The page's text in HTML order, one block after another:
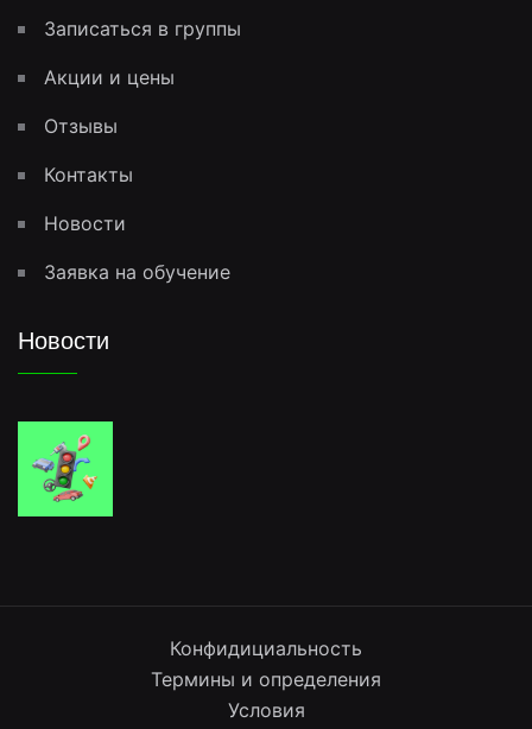
Записаться в группы
Акции и цены
Отзывы
Контакты
Новости
Заявка на обучение
Новости
Конфидициальность
Термины и определения
Условия